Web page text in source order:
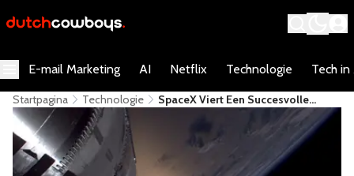
E-mail Marketing AI Netflix Technologie Tech in
Startpagina Technologie
SpaceX Viert Een Succesvolle
Tiende Starship-Lancering